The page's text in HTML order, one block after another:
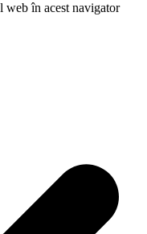
web în acest navigator